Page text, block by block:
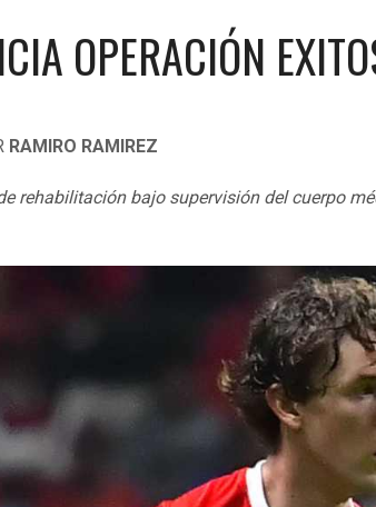
OPERACIÓN
RAMIRO RAMIREZ
rehabilitación bajo supervisión del cuerpo